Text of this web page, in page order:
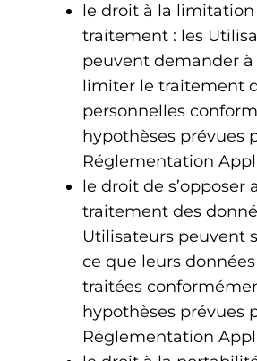
le droit à la limitation
traitement : les
peuvent demander à
limiter le traitement
personnelles
hypothèses prévues
Réglementation
le droit de s’opposer
traitement des
Utilisateurs peuvent
ce que leurs
traitées
hypothèses prévues
Réglementation